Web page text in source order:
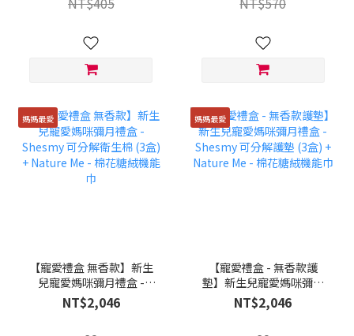
媽媽最愛
【寵愛禮盒 無香款】新生
兒寵愛媽咪彌月禮盒 -
Shesmy 可分解衛生棉 (3
盒) + Nature Me - 棉花糖
NT$2,046
媽媽最愛
【寵愛禮盒 - 無香款護
墊】新生兒寵愛媽咪彌月
禮盒 - Shesmy 可分解護
墊 (3盒) + Nature Me - 棉
NT$2,046